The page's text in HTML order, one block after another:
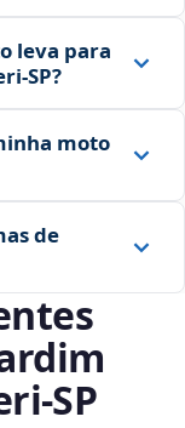
leva para
moto
de